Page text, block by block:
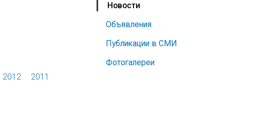
Новости
Объявления
Публикации в СМИ
Фотогалереи
2012
2011